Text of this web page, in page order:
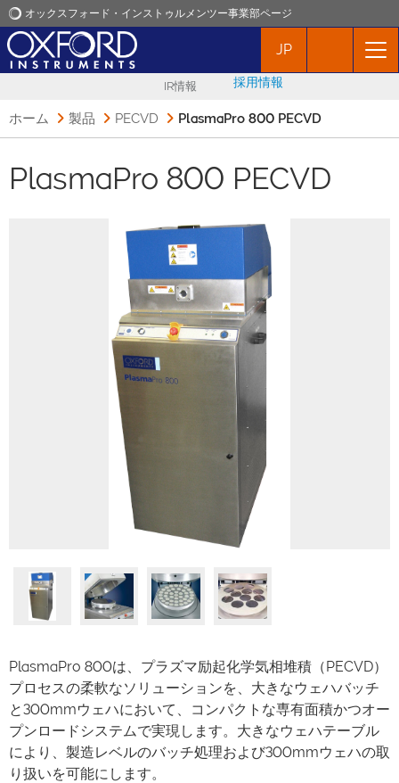
オックスフォード・インストゥルメンツー事業部ページ
オックスフォード・インストゥルメンツ
イベント
お問い合わせ
JP
IR情報 採用情報
ホーム 製品 PECVD PlasmaPro 800 PECVD
PlasmaPro 800 PECVD
PlasmaPro 800は、プラズマ励起化学気相堆積（PECVD）
プロセスの柔軟なソリューションを、大きなウェハバッチ
と300mmウェハにおいて、コンパクトな専有面積かつオー
プンロードシステムで実現します。大きなウェハテーブル
により、製造レベルのバッチ処理および300mmウェハの取
り扱いを可能にします。